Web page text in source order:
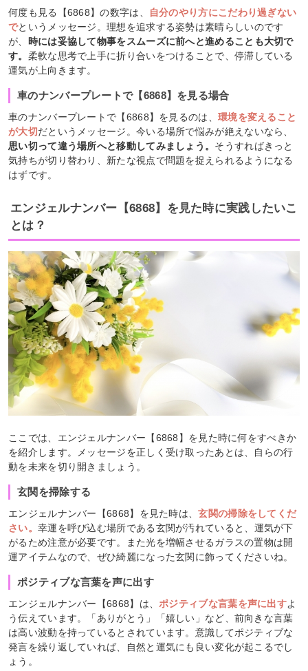
何度も見る【6868】の数字は、
自分のやり方にこだわり過ぎない
でというメッセージ。理想を追求する姿勢は素晴らしいのです
が、 時には妥協して物事をスムーズに前へと進めることも大切で
す。 柔軟な思考で上手に折り合いをつけることで、停滞している
運気が上向きます。
車のナンバープレートで【6868】を見る場合
車のナンバープレートで【6868】を見るのは、 環境を変えること
が大切だというメッセージ。今いる場所で悩みが絶えないなら、
思い切って違う場所へと移動してみましょう。 そうすればきっと
気持ちが切り替わり、新たな視点で問題を捉えられるようになる
はずです。
エンジェルナンバー【6868】を見た時に実践したいこ
とは？
ここでは、エンジェルナンバー【6868】を見た時に何をすべきか
を紹介します。メッセージを正しく受け取ったあとは、自らの行
動を未来を切り開きましょう。
玄関を掃除する
エンジェルナンバー【6868】を見た時は、玄関の掃除をしてくだ
さい。 幸運を呼び込む場所である玄関が汚れていると、運気が下
がるため注意が必要です。また光を増幅させるガラスの置物は開
運アイテムなので、ぜひ綺麗になった玄関に飾ってくださいね。
ポジティブな言葉を声に出す
エンジェルナンバー【6868】は、 ポジティブな言葉を声に出すよ
う伝えています。「ありがとう」「嬉しい」など、前向きな言葉
は高い波動を持っているとされています。意識してポジティブな
発言を繰り返していれば、自然と運気にも良い変化が起こるでし
ょう。